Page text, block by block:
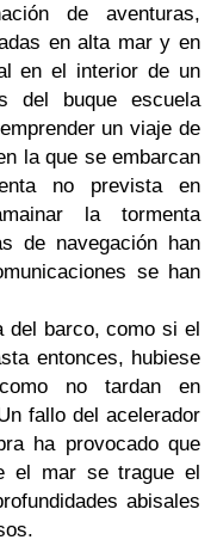
de aventuras,
en alta mar y en
en el interior de un
del buque escuela
un viaje de
la que se embarcan
no prevista en
la tormenta
de navegación han
se han
del barco, como si el
entonces, hubiese
no tardan en
fallo del acelerador
ha provocado que
el mar se trague el
abisales